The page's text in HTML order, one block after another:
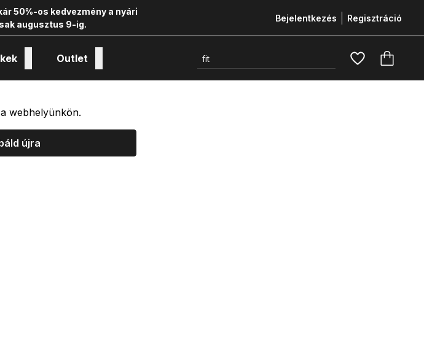
50%-os kedvezmény a nyári
augusztus 9-ig.
Bejelentkezés Regisztráció
Outlet
webhelyünkön.
újra